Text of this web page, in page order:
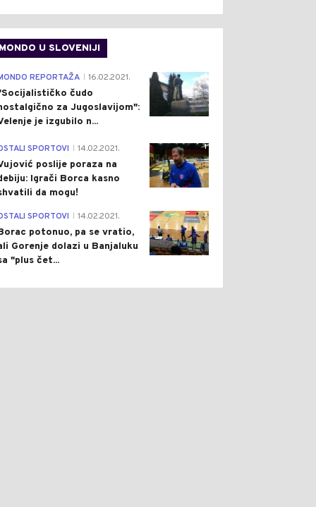
MONDO U SLOVENIJI
4
REPORTAŽA 16.02.2021.
čudo
za Jugoslavijom":
je izgubilo n...
1
SPORTOVI 14.02.2021.
poslije poraza na
Igrači Borca kasno
da mogu!
3
SPORTOVI 14.02.2021.
potonuo, pa se vratio,
Gorenje dolazi u Banjaluku
"plus čet...